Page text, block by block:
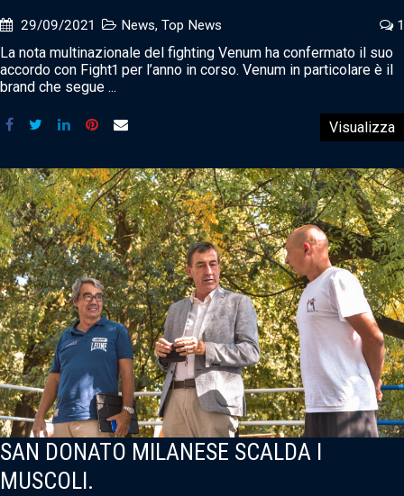
29/09/2021 News, Top News 1
La nota multinazionale del fighting Venum ha confermato il suo
accordo con Fight1 per l’anno in corso. Venum in particolare è il
brand che segue ...
Visualizza
SAN DONATO MILANESE SCALDA I
MUSCOLI.